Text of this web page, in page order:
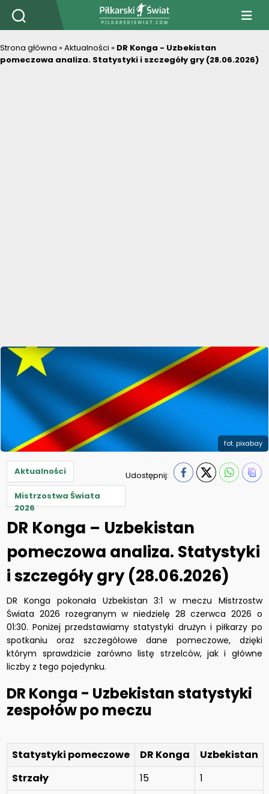
PiłkarskiSwiat.com
Strona główna »Aktualności » DR Konga - Uzbekistan
pomeczowa analiza. Statystyki i szczegóły gry (28.06.2026)
fot. pixabay
Aktualności
Mistrzostwa Świata
2026
Udostępnij:
DR Konga – Uzbekistan
pomeczowa analiza. Statystyki
i szczegóły gry (28.06.2026)
DR Konga pokonała Uzbekistan 3:1 w meczu Mistrzostw
Świata 2026 rozegranym w niedzielę 28 czerwca 2026 o
01:30. Poniżej przedstawiamy statystyki drużyn i piłkarzy po
spotkaniu oraz szczegółowe dane pomeczowe, dzięki
którym sprawdzicie zarówno listę strzelców, jak i główne
liczby z tego pojedynku.
DR Konga - Uzbekistan statystyki
zespołów po meczu
Statystyki pomeczowe DR Konga
Uzbekistan
Strzały
15
1